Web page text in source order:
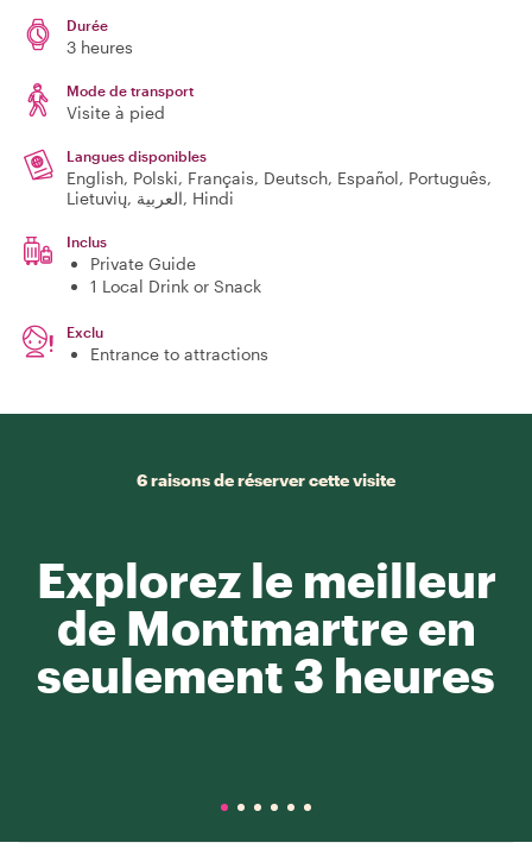
Durée
3 heures
Mode de transport
Visite à pied
Langues disponibles
English, Polski, Français, Deutsch, Español, Português,
Lietuvių, العربية, Hindi
Inclus
Private Guide
1 Local Drink or Snack
Exclu
Entrance to attractions
6 raisons de réserver cette visite
Explorez le meilleur
de Montmartre en
seulement 3 heures